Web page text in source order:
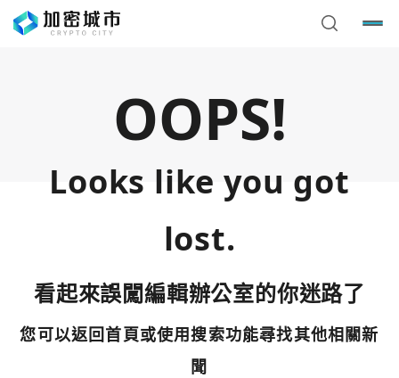
OOPS!
Looks like you got
lost.
看起來誤闖編輯辦公室的你迷路了
您可以返回首頁或使用搜索功能尋找其他相關新
聞
使用以下帳號繼續
您已閒置5分鐘，請點擊關閉按鈕或空白處，即可回到加密